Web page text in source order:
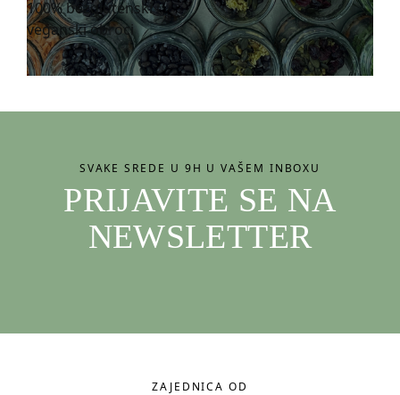
100% bezglutenski i
veganski obroci
SVAKE SREDE U 9H U VAŠEM INBOXU
PRIJAVITE SE NA
NEWSLETTER
ZAJEDNICA OD